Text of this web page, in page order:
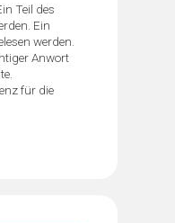
Teil des
Ein
werden.
Anwort
für die